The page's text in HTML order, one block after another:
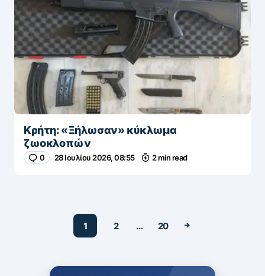
Κρήτη: «Ξήλωσαν» κύκλωμα
ζωοκλοπών
0 28 Ιουλίου 2026, 08:55 2 min read
1 2 … 20